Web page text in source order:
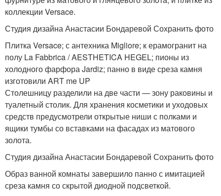
коллекции Versace.
Студия дизайна Анастасии Бондаревой Сохранить фото
Плитка Versace; с антехника Migliore; к ерамогранит на
полу La Fabbrica / AESTHETICA HEGEL; пионы из
холодного фарфора Jardiz; панно в виде среза камня
изготовили ART me UP
Столешницу разделили на две части — зону раковины и
туалетный столик. Для хранения косметики и уходовых
средств предусмотрели открытые ниши с полками и
ящики тумбы со вставками на фасадах из матового
золота.
Студия дизайна Анастасии Бондаревой Сохранить фото
Образ ванной комнаты завершило панно с имитацией
среза камня со скрытой диодной подсветкой.